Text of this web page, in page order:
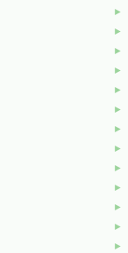
►
►
►
►
►
►
►
►
►
►
►
►
►